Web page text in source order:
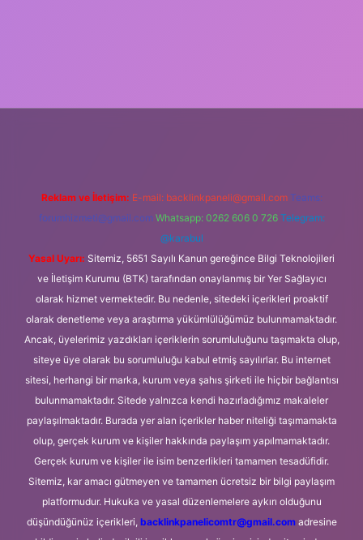
Reklam ve İletişim: E-mail: backlinkpaneli@gmail.com Teams:
forumhizmeti@gmail.com Whatsapp: 0262 606 0 726 Telegram:
@karabul
Yasal Uyarı: Sitemiz, 5651 Sayılı Kanun gereğince Bilgi Teknolojileri
ve İletişim Kurumu (BTK) tarafından onaylanmış bir Yer Sağlayıcı
olarak hizmet vermektedir. Bu nedenle, sitedeki içerikleri proaktif
olarak denetleme veya araştırma yükümlülüğümüz bulunmamaktadır.
Ancak, üyelerimiz yazdıkları içeriklerin sorumluluğunu taşımakta olup,
siteye üye olarak bu sorumluluğu kabul etmiş sayılırlar. Bu internet
sitesi, herhangi bir marka, kurum veya şahıs şirketi ile hiçbir bağlantısı
bulunmamaktadır. Sitede yalnızca kendi hazırladığımız makaleler
paylaşılmaktadır. Burada yer alan içerikler haber niteliği taşımamakta
olup, gerçek kurum ve kişiler hakkında paylaşım yapılmamaktadır.
Gerçek kurum ve kişiler ile isim benzerlikleri tamamen tesadüfidir.
Sitemiz, kar amacı gütmeyen ve tamamen ücretsiz bir bilgi paylaşım
platformudur. Hukuka ve yasal düzenlemelere aykırı olduğunu
düşündüğünüz içerikleri, backlinkpanelicomtr@gmail.comadresine